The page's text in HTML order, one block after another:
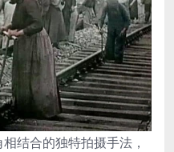
结合的独特拍摄手法，